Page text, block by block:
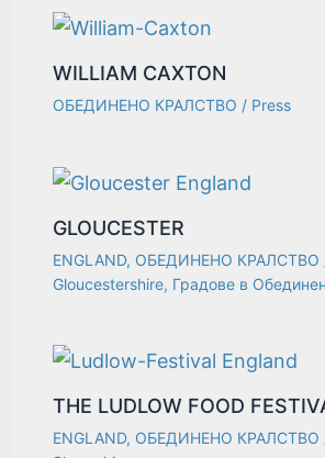
WILLIAM CAXTON
ОБЕДИНЕНО КРАЛСТВО / Press
GLOUCESTER
ENGLAND, ОБЕДИНЕНО КРАЛСТВО
Gloucestershire, Градове в
THE LUDLOW FOOD
ENGLAND, ОБЕДИНЕНО КРАЛСТВО